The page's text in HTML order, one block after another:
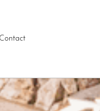
Contact